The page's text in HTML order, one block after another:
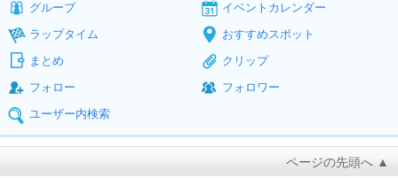
グループ
イベントカレンダー
ラップタイム
おすすめスポット
まとめ
クリップ
フォロー
フォロワー
ユーザー内検索
ページの先頭へ ▲